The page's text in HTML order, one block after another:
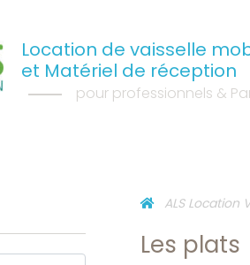
Location de vaisselle
et Matériel de réception
pour professionnels &
ALS Location
Les plats